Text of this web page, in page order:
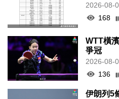
2026-08-
168
WTT橫
爭冠
2026-08-
136
伊朗列5